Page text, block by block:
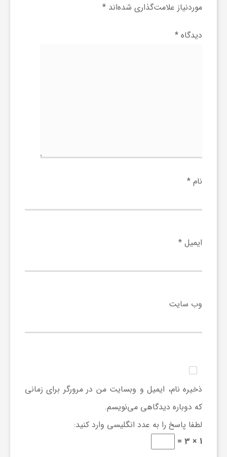
موردنیاز علامت‌گذاری شده‌اند *
دیدگاه *
نام *
ایمیل *
وب‌ سایت
ذخیره نام، ایمیل و وبسایت من در مرورگر برای زمانی
که دوباره دیدگاهی می‌نویسم.
لطفا پاسخ را به عدد انگلیسی وارد کنید:
1 × 3 =